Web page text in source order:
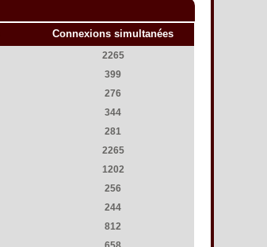
Connexions simultanées
2265
399
276
344
281
2265
1202
256
244
812